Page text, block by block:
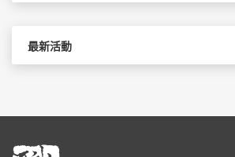
最新活動